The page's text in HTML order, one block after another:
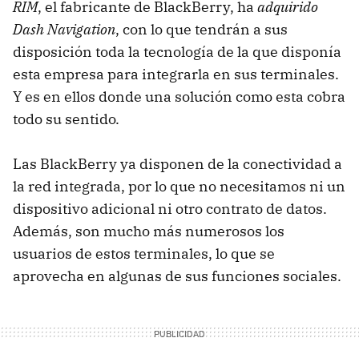
RIM, el fabricante de BlackBerry, ha adquirido
Dash Navigation, con lo que tendrán a sus
disposición toda la tecnología de la que disponía
esta empresa para integrarla en sus terminales.
Y es en ellos donde una solución como esta cobra
todo su sentido.
Las BlackBerry ya disponen de la conectividad a
la red integrada, por lo que no necesitamos ni un
dispositivo adicional ni otro contrato de datos.
Además, son mucho más numerosos los
usuarios de estos terminales, lo que se
aprovecha en algunas de sus funciones sociales.